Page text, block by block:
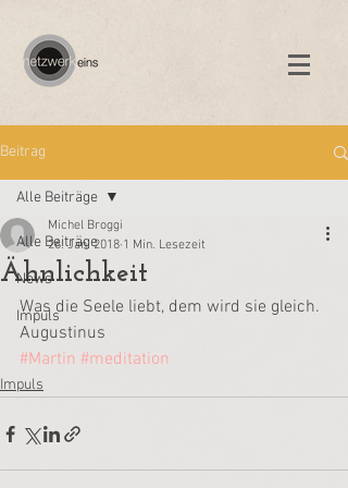
Beitrag
Alle Beiträge
News
Impuls
Alle Beiträge
Ähnlichkeit
Michel Broggi
26. Jan. 2018 1 Min. Lesezeit
Was die Seele liebt, dem wird sie gleich.
Augustinus
#Martin #meditation
Impuls